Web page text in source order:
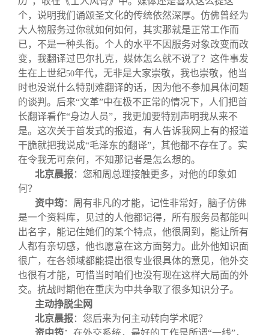
个，说明我们诵颂圣文化的传统依然深厚。仿佛曾经为
大人物服务过你就如何如何，其实那就是正常工作而
已，不是一种头衔。个人的水平不因服务对象改变而改
变，我翻译过巴尔扎克，媒体怎么就不说了？这件事发
生在上世纪50年代，无非是大家崇敬，我也崇敬，他当
时也没说什么特别难翻译的话，因为他不参加具体问题
的谈判。后来“文革”中在极不正常的情况下，人们把首
长翻译看作“身边人员”，我更加要特别声明我从来不
是。这次关于首发式的报道，有人告诉我网上有的报道
干脆就把我说成“毛泽东的翻译”，其他都不存在了。实
在令我无可奈何，不知那记者是怎么想的。
北京晨报： 您和周总理接触更多，对他的印象如
何？
资中筠：周有非凡的才能，记性非常好，脑子仿佛
是一个资料库，见过的人他都记得，所有服务员都能叫
出名字，能记住她们的某个特点，他很周到，能让所有
人都有亲切感，他也愿意在这方面努力。此外他知识面
很广，在各领域都能提出很专业很具体的意见，他外交
也很有才能，可惜当时咱们也没有现在这样大局面的外
交。抗战时期他在重庆为中共争取了很多知识分子。
主动挣脱尘网
北京晨报： 您后来为何主动转向学术呢？
资中筠：在外交系统，最好的工作是所谓“一线”，